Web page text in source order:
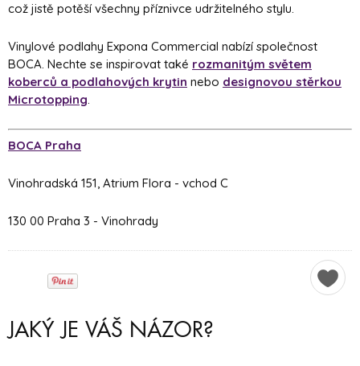
což jistě potěší všechny příznivce udržitelného stylu.
Vinylové podlahy Expona Commercial nabízí společnost
BOCA. Nechte se inspirovat také rozmanitým světem
koberců a podlahových krytin nebo designovou stěrkou
Microtopping.
BOCA Praha
Vinohradská 151, Atrium Flora - vchod C
130 00 Praha 3 - Vinohrady
JAKÝ JE VÁŠ NÁZOR?